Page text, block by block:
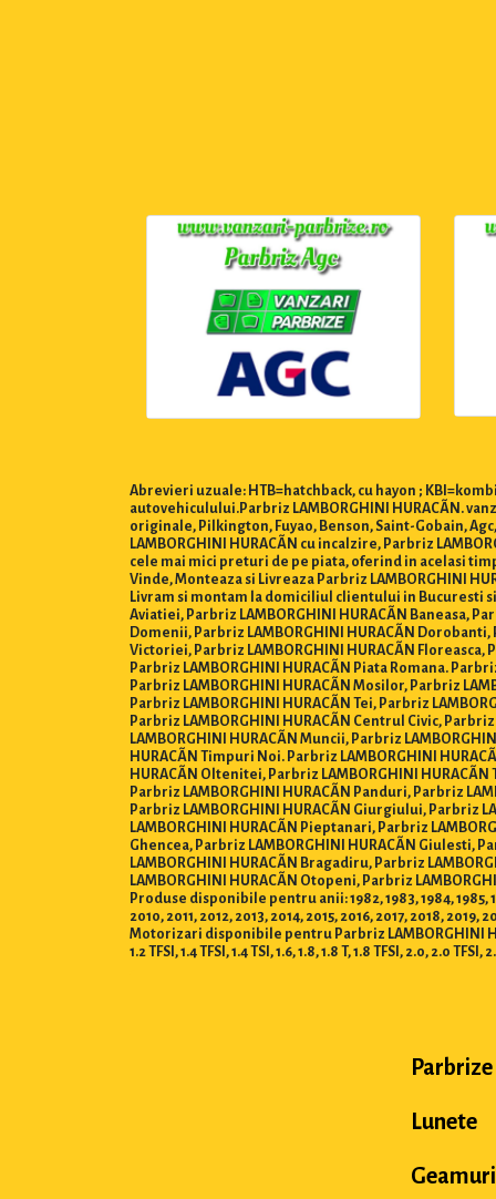
Abrevieri uzuale: HTB=hatchback, cu hayon ;
autovehiculului.Parbriz LAMBORGHINI HURACÃN.
originale, Pilkington, Fuyao, Benson, Saint-Gobain, Agc,
LAMBORGHINI HURACÃN cu incalzire, Parbriz
cele mai mici preturi de pe piata, oferind in acelasi
Vinde, Monteaza si Livreaza Parbriz LAMBORGHINI
Livram si montam la domiciliul clientului in Bucuresti si
Aviatiei, Parbriz LAMBORGHINI HURACÃN Baneasa,
Domenii, Parbriz LAMBORGHINI HURACÃN Dorobanti,
Victoriei, Parbriz LAMBORGHINI HURACÃN Floreasca,
Parbriz LAMBORGHINI HURACÃN Piata Romana.
Parbriz LAMBORGHINI HURACÃN Mosilor, Parbriz
Parbriz LAMBORGHINI HURACÃN Tei, Parbriz
Parbriz LAMBORGHINI HURACÃN Centrul Civic,
LAMBORGHINI HURACÃN Muncii, Parbriz
HURACÃN Timpuri Noi. Parbriz LAMBORGHINI
HURACÃN Oltenitei, Parbriz LAMBORGHINI
Parbriz LAMBORGHINI HURACÃN Panduri, Parbriz
Parbriz LAMBORGHINI HURACÃN Giurgiului, Parbriz
LAMBORGHINI HURACÃN Pieptanari, Parbriz
Ghencea, Parbriz LAMBORGHINI HURACÃN Giulesti,
LAMBORGHINI HURACÃN Bragadiru, Parbriz
LAMBORGHINI HURACÃN Otopeni, Parbriz
Produse disponibile pentru anii: 1982, 1983, 1984, 1985,
2010, 2011, 2012, 2013, 2014, 2015, 2016, 2017, 2018, 2019,
Motorizari disponibile pentru Parbriz LAMBORGHINI
1.2 TFSI, 1.4 TFSI, 1.4 TSI, 1.6, 1.8, 1.8 T, 1.8 TFSI, 2.0, 2.0
Parbrize
Lunete
Geamuri